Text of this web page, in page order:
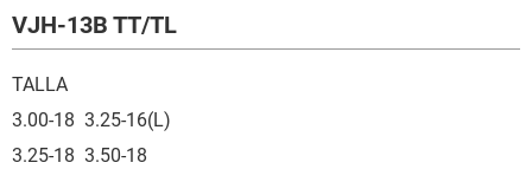
VJH-13B TT/TL
TALLA
3.00-18 3.25-16(L)
3.25-18 3.50-18